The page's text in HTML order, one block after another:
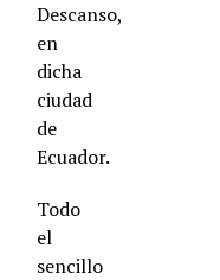
Descanso,
en
dicha
ciudad
de
Ecuador.
Todo
el
sencillo